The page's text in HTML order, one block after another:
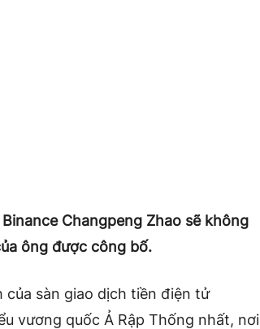
Changpeng Zhao sẽ không
ông được công bố.
của sàn giao dịch tiền điện tử
vương quốc Ả Rập Thống nhất, nơi